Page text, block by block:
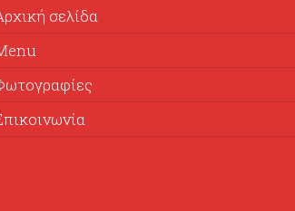
σελίδα